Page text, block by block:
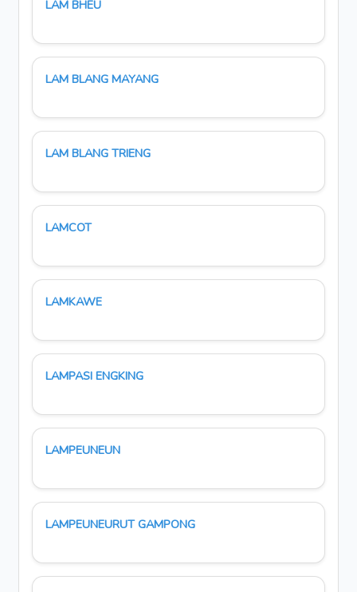
LAM BHEU
LAM BLANG MAYANG
LAM BLANG TRIENG
LAMCOT
LAMKAWE
LAMPASI ENGKING
LAMPEUNEUN
LAMPEUNEURUT GAMPONG